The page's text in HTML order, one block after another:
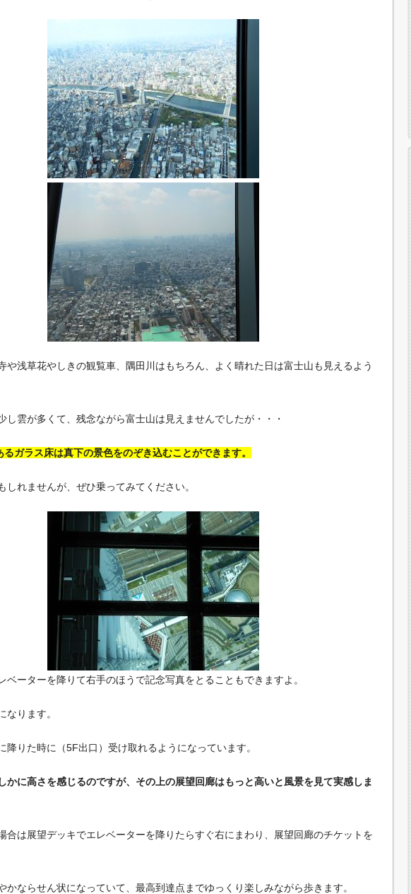
や浅草花やしきの観覧車、隅田川はもちろん、よく晴れた日は富士山も見えるよう
し雲が多くて、残念ながら富士山は見えませんでしたが・・・
ガラス床は真下の景色をのぞき込むことができます。
しれませんが、ぜひ乗ってみてください。
ベーターを降りて右手のほうで記念写真をとることもできますよ。
なります。
降りた時に（5F出口）受け取れるようになっています。
かに高さを感じるのですが、その上の展望回廊はもっと高いと風景を見て実感しま
合は展望デッキでエレベーターを降りたらすぐ右にまわり、展望回廊のチケットを
かならせん状になっていて、最高到達点までゆっくり楽しみながら歩きます。